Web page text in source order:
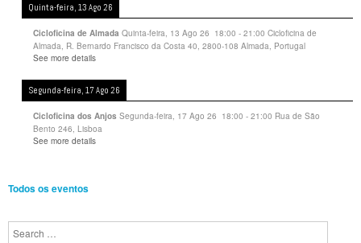
Quinta-feira, 13 Ago 26
Cicloficina de Almada Quinta-feira, 13 Ago 26 18:00 - 21:00 Cicloficina de
Almada, R. Bernardo Francisco da Costa 40, 2800-108 Almada, Portugal
See more details
Segunda-feira, 17 Ago 26
Cicloficina dos Anjos Segunda-feira, 17 Ago 26 18:00 - 21:00 Rua de São
Bento 246, Lisboa
See more details
Todos os eventos
Search